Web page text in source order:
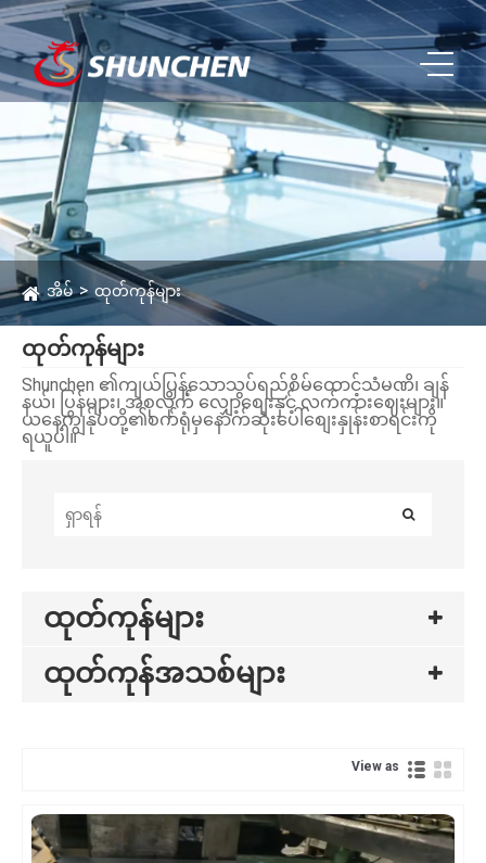
အိမ် ထုတ်ကုန်များ
ထုတ်ကုန်များ
Shunchen ၏ကျယ်ပြန့်သောသွပ်ရည်စိမ်ထောင့်သံမဏိ၊ ချန်
နယ်၊ ပြွန်များ၊ အစုလိုက် လျှော့စျေးနှင့် လက်ကားဈေးများ။
ယနေ့ကျွန်ုပ်တို့၏စက်ရုံမှနောက်ဆုံးပေါ်စျေးနှုန်းစာရင်းကို
ရယူပါ။
ထုတ်ကုန်များ
ထုတ်ကုန်အသစ်များ
View as